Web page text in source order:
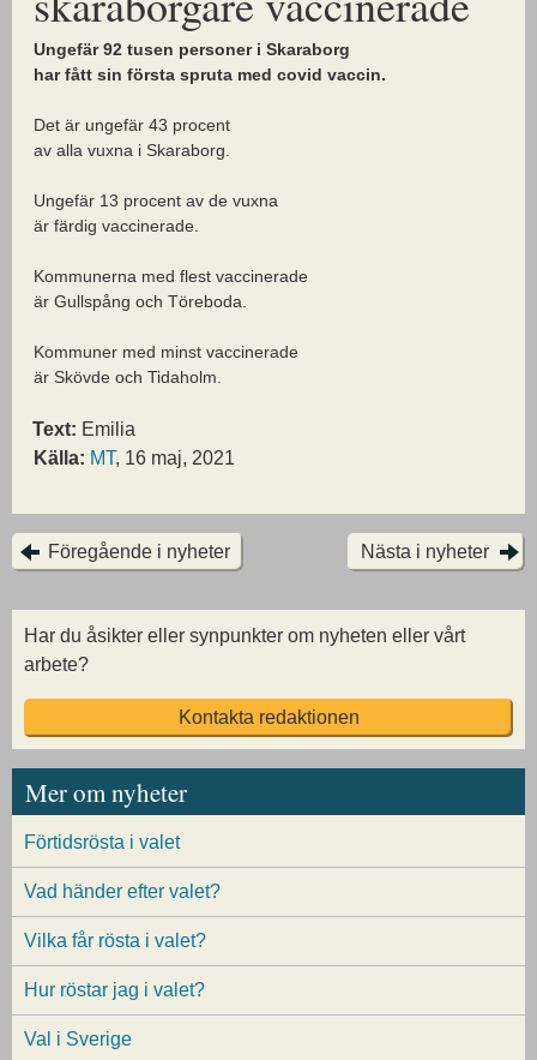
Ungefär 92 tusen personer i Skaraborg
har fått sin första spruta med covid vaccin.
Det är ungefär 43 procent
av alla vuxna i Skaraborg.
Ungefär 13 procent av de vuxna
är färdig vaccinerade.
Kommunerna med flest vaccinerade
är Gullspång och Töreboda.
Kommuner med minst vaccinerade
är Skövde och Tidaholm.
Text: Emilia
Källa: MT, 16 maj, 2021
Föregående i nyheter Nästa i nyheter
Har du åsikter eller synpunkter om nyheten eller vårt
arbete?
Kontakta redaktionen
Mer om nyheter
Förtidsrösta i valet
Vad händer efter valet?
Vilka får rösta i valet?
Hur röstar jag i valet?
Val i Sverige